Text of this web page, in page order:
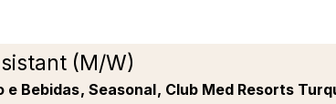
(M/W)
e Bebidas, Seasonal, Club Med Resorts